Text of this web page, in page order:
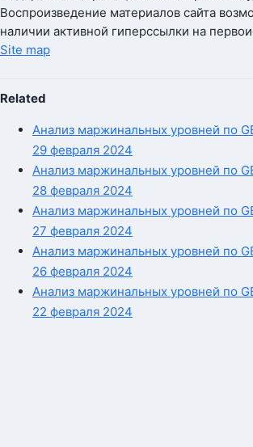
Воспроизведение материалов сайта
наличии активной гиперссылки на
Site map
Related
Анализ маржинальных уровней по
29 февраля 2024
Анализ маржинальных уровней по
28 февраля 2024
Анализ маржинальных уровней по
27 февраля 2024
Анализ маржинальных уровней по
26 февраля 2024
Анализ маржинальных уровней по
22 февраля 2024